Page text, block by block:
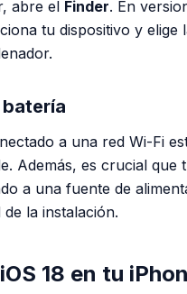
abre el Finder. En
tu dispositivo y
a una red Wi-Fi
Además, es crucial
a una fuente de
la instalación.
18 en tu